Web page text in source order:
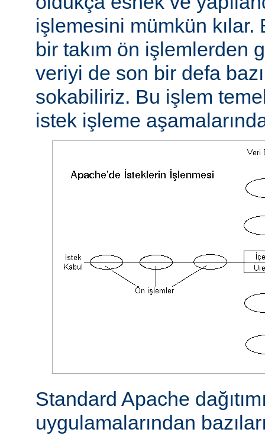
işlemesini mümkün
bir takım ön işlemlerden
veriyi de son bir defa
sokabiliriz. Bu işlem
istek işleme
Standard Apache
uygulamalarından